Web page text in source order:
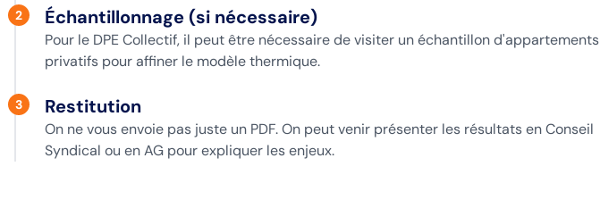
2 Échantillonnage (si nécessaire)
Pour le DPE Collectif, il peut être nécessaire de visiter un échantillon d'appartements
privatifs pour affiner le modèle thermique.
3 Restitution
On ne vous envoie pas juste un PDF. On peut venir présenter les résultats en Conseil
Syndical ou en AG pour expliquer les enjeux.